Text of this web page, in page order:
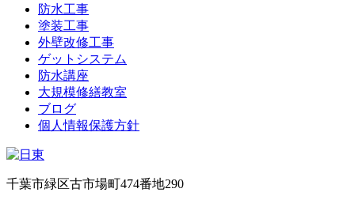
防水工事
塗装工事
外壁改修工事
ゲットシステム
防水講座
大規模修繕教室
ブログ
個人情報保護方針
千葉市緑区古市場町474番地290